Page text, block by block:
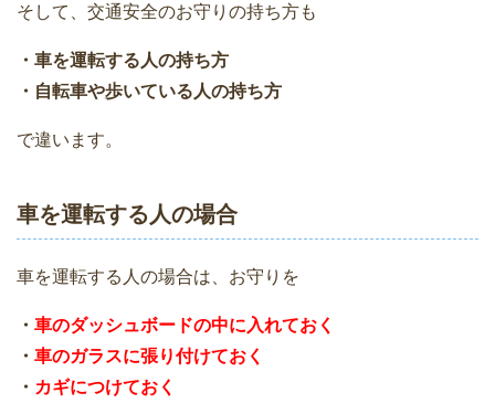
そして、交通安全のお守りの持ち方も
・車を運転する人の持ち方
・自転車や歩いている人の持ち方
で違います。
車を運転する人の場合
車を運転する人の場合は、お守りを
・ 車のダッシュボードの中に入れておく
・ 車のガラスに張り付けておく
・ カギにつけておく